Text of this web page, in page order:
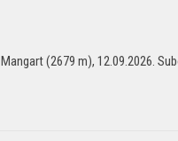
Mangart (2679 m), 12.09.2026.